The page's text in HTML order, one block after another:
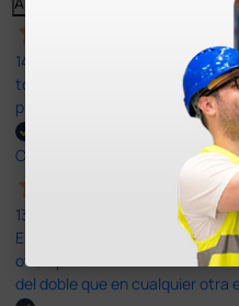
14 Jul 2026
todo correcto. podria señalar
plazo de entrega se alarga.
Comprador verificado
13 Jul 2026
Es fácil hacer el pedido. El
otras plataformas de material
del doble que en cualquier otra